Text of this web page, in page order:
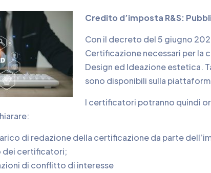
Credito d’imposta R&S:
Con il decreto del 5 giugno
Certificazione necessari per la
Design ed Ideazione estetica.
sono disponibili sulla
I certificatori potranno quindi
di redazione della certificazione da parte
dei certificatori;
di conflitto di interesse